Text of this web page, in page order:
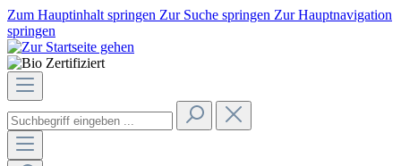
Zum Hauptinhalt springen Zur Suche springen Zur Hauptnavigation
springen